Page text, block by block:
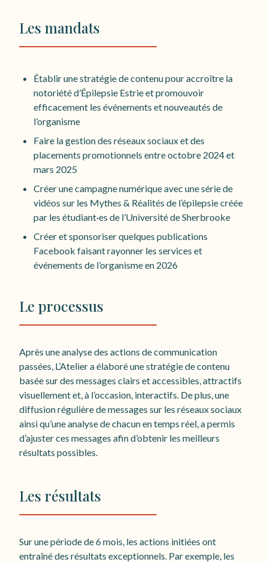
Les mandats
Établir une stratégie de contenu pour accroître la
notoriété d’Épilepsie Estrie et promouvoir
efficacement les événements et nouveautés de
l’organisme
Faire la gestion des réseaux sociaux et des
placements promotionnels entre octobre 2024 et
mars 2025
Créer une campagne numérique avec une série de
vidéos sur les Mythes & Réalités de l’épilepsie créée
par les étudiant·es de l’Université de Sherbrooke
Créer et sponsoriser quelques publications
Facebook faisant rayonner les services et
événements de l’organisme en 2026
Le processus
Après une analyse des actions de communication
passées, L’Atelier a élaboré une stratégie de contenu
basée sur des messages clairs et accessibles, attractifs
visuellement et, à l’occasion, interactifs. De plus, une
diffusion régulière de messages sur les réseaux sociaux
ainsi qu’une analyse de chacun en temps réel, a permis
d’ajuster ces messages afin d’obtenir les meilleurs
résultats possibles.
Les résultats
Sur une période de 6 mois, les actions initiées ont
entraîné des résultats exceptionnels. Par exemple, les